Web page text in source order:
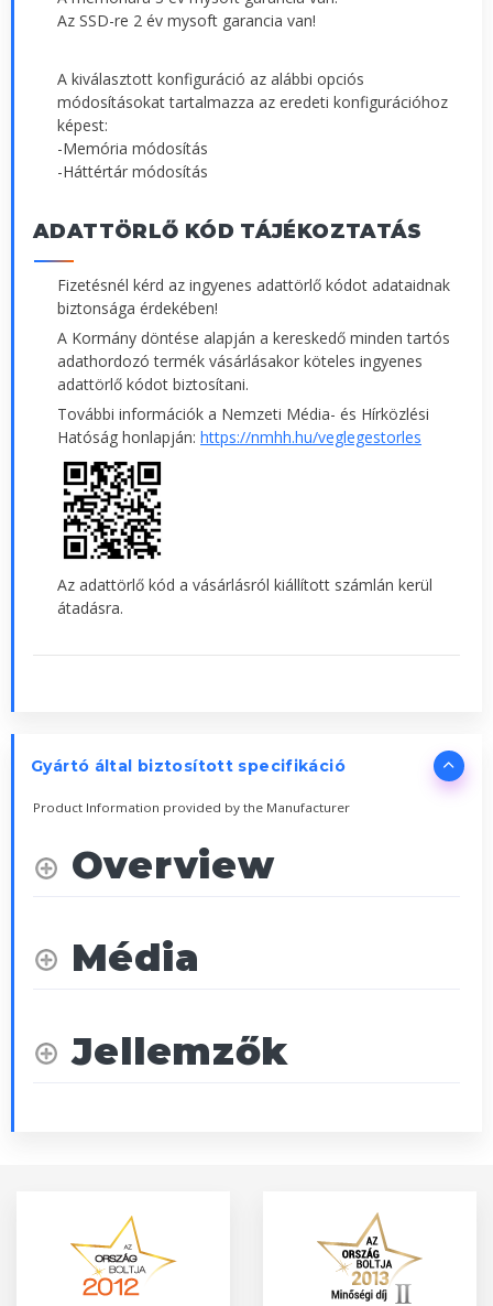
Az SSD-re 2 év mysoft garancia van!
A kiválasztott konfiguráció az alábbi opciós
módosításokat tartalmazza az eredeti konfigurációhoz
képest:
-Memória módosítás
-Háttértár módosítás
ADATTÖRLŐ KÓD TÁJÉKOZTATÁS
Fizetésnél kérd az ingyenes adattörlő kódot adataidnak
biztonsága érdekében!
A Kormány döntése alapján a kereskedő minden tartós
adathordozó termék vásárlásakor köteles ingyenes
adattörlő kódot biztosítani.
További információk a Nemzeti Média- és Hírközlési
Hatóság honlapján: https://nmhh.hu/veglegestorles
Az adattörlő kód a vásárlásról kiállított számlán kerül
átadásra.
Gyártó által biztosított specifikáció
Product Information provided by the Manufacturer
Overview
Média
Jellemzők